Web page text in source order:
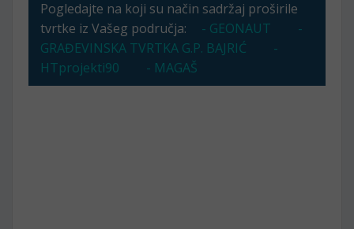
Pogledajte na koji su način sadržaj proširile
tvrtke iz Vašeg područja:
- GEONAUT
-
GRAĐEVINSKA TVRTKA G.P. BAJRIĆ
-
HTprojekti90
- MAGAŠ